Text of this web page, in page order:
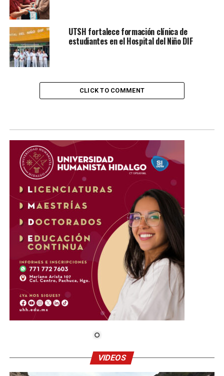
UTSH fortalece formación clínica de
estudiantes en el Hospital del Niño DIF
CLICK TO COMMENT
VIDEOS